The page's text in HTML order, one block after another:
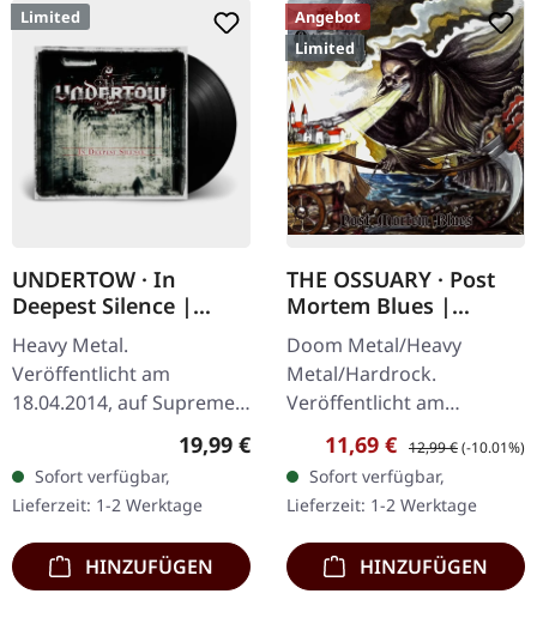
Limited
UNDERTOW · In
Deepest Silence |
BLACK LP
Heavy Metal.
Veröffentlicht am
18.04.2014, auf Supreme
Schwarzes Vinyl im
Gatefold-Cover. Limitiert
auf 200 Exemplare. · 180g
Vinyl…
Regulärer Preis:
19,99 €
Sofort verfügbar,
Lieferzeit: 1-2 Werktage
HINZUFÜGEN
Angebot
Limited
THE OSSUARY · Post
Mortem Blues |
DIGIPAK CD
Doom Metal/Heavy
Metal/Hardrock.
Veröffentlicht am
17.02.2017, auf Supreme
Chaos Records. Limitierte
Erstauflage als Digipak.
Debüt-Album der…
Verkaufspreis:
11,69 € Regulärer Preis:
12,99 €(-10.01%)
Sofort verfügbar,
Lieferzeit: 1-2 Werktage
HINZUFÜGEN